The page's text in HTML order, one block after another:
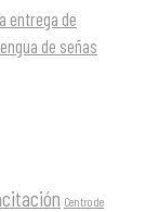
entrega de
de señas
Centro de